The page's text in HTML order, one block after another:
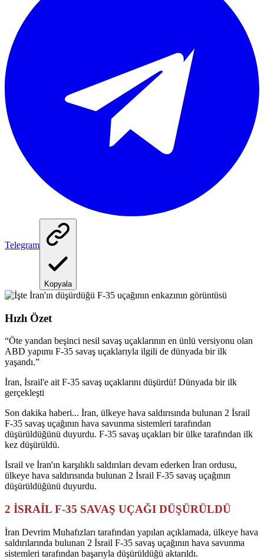
Telegram
Kopyala
Hızlı Özet
“Öte yandan beşinci nesil savaş uçaklarının en ünlü versiyonu olan
ABD yapımı F-35 savaş uçaklarıyla ilgili de dünyada bir ilk
yaşandı.”
İran, İsrail'e ait F-35 savaş uçaklarını düşürdü! Dünyada bir ilk
gerçekleşti
Son dakika haberi... İran, ülkeye hava saldırısında bulunan 2 İsrail
F-35 savaş uçağının hava savunma sistemleri tarafından
düşürüldüğünü duyurdu. F-35 savaş uçakları bir ülke tarafından ilk
kez düşürüldü.
İsrail ve İran'ın karşılıklı saldırıları devam ederken İran ordusu,
ülkeye hava saldırısında bulunan 2 İsrail F-35 savaş uçağının
düşürüldüğünü duyurdu.
2 İSRAİL F-35 SAVAŞ UÇAĞI DÜŞÜRÜLDÜ
İran Devrim Muhafızları tarafından yapılan açıklamada, ülkeye hava
saldırılarında bulunan 2 İsrail F-35 savaş uçağının hava savunma
sistemleri tarafından başarıyla düşürüldüğü aktarıldı.